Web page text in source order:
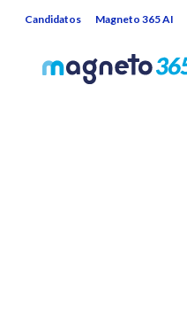
Candidatos Magneto 365 AI